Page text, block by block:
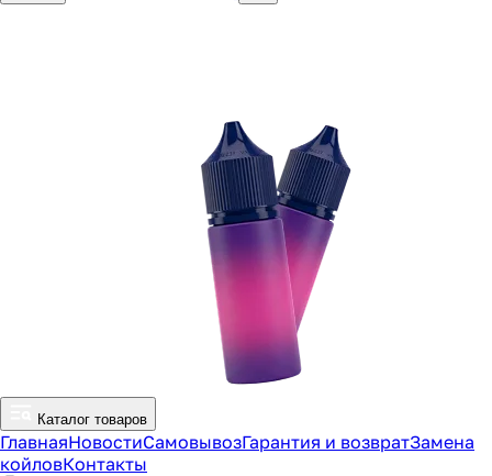
Каталог товаров
ГлавнаяНовостиСамовывозГарантия и возвратЗамена
койловКонтакты